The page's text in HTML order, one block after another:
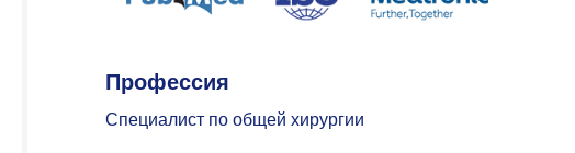
Профессия
Специалист по общей хирургии